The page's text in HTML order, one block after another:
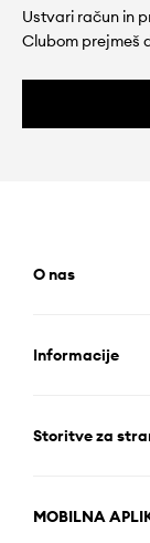
Ustvari račun in
Clubom prejmeš
O nas
Informacije
Storitve za
MOBILNA